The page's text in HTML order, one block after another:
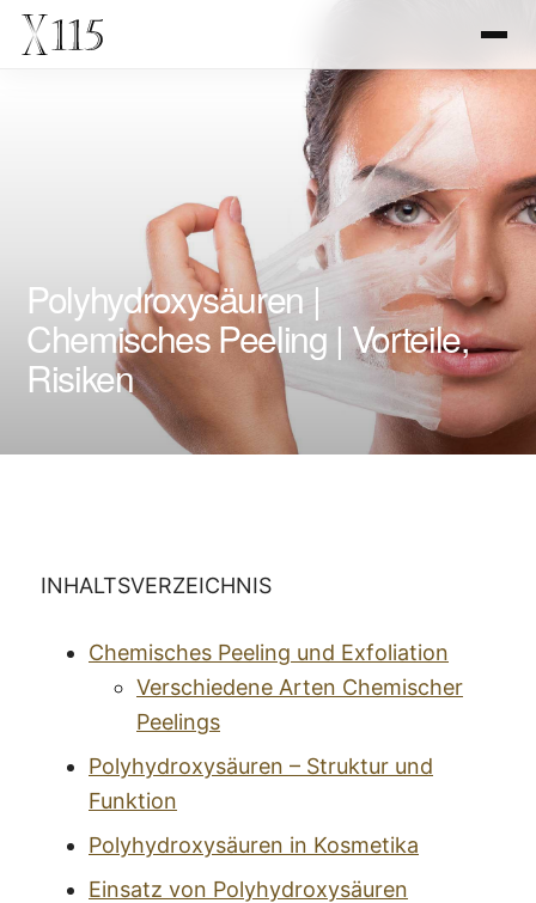
Polyhydroxysäuren |
Chemisches Peeling | Vorteile,
Risiken
INHALTSVERZEICHNIS
Chemisches Peeling und Exfoliation
Verschiedene Arten Chemischer
Peelings
Polyhydroxysäuren – Struktur und
Funktion
Polyhydroxysäuren in Kosmetika
Einsatz von Polyhydroxysäuren